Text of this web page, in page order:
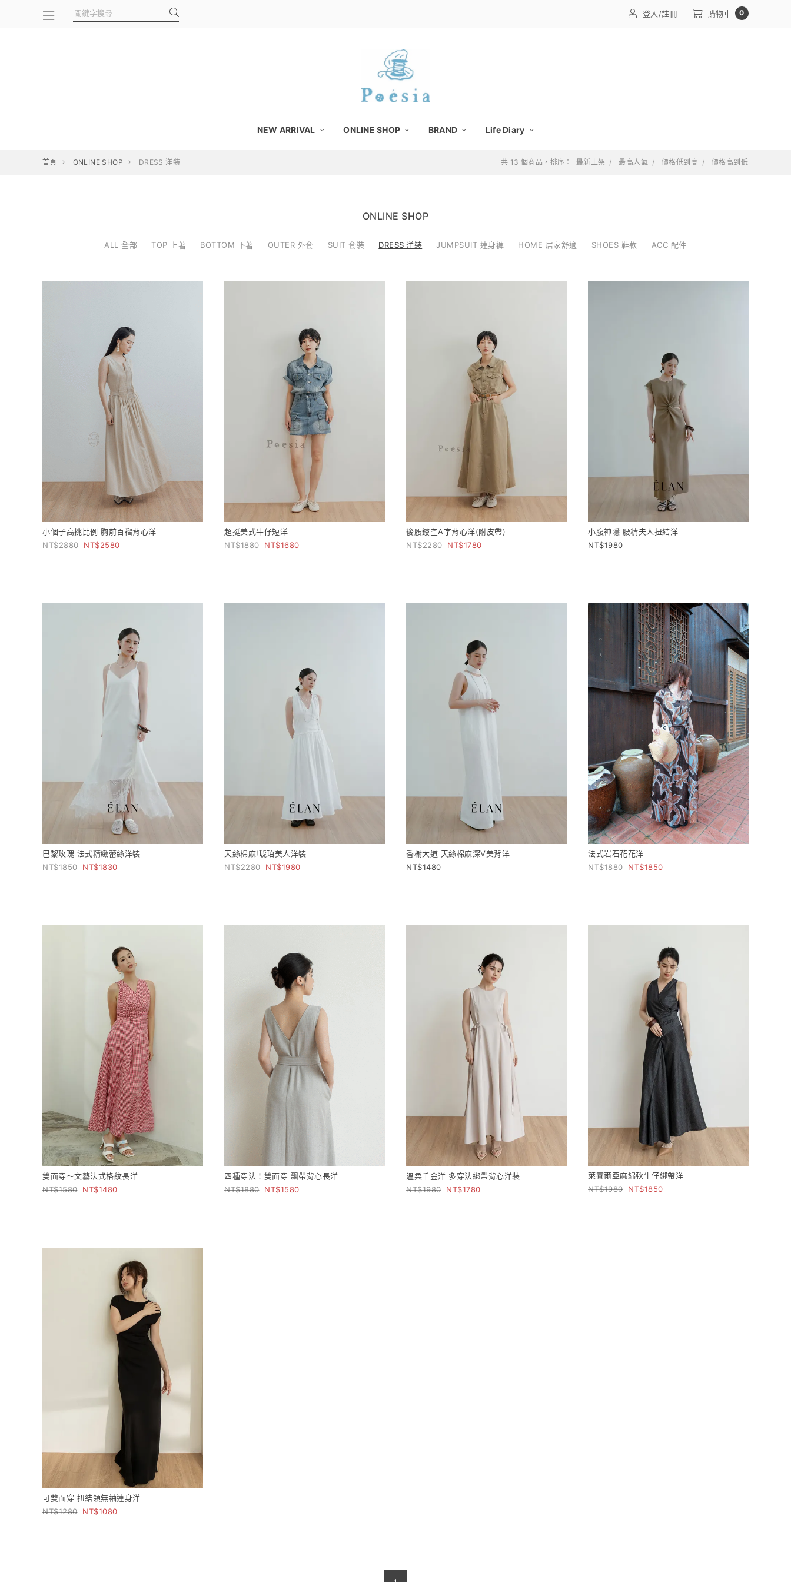
登入/註冊 購物車 0
NEW ARRIVAL ONLINE SHOP BRAND Life Diary
首頁 ONLINE SHOP DRESS 洋裝 共 13 個商品，排序： 最新上架 最高人氣 價格低到高 價格高到低
ONLINE SHOP
ALL 全部 TOP 上著 BOTTOM 下著 OUTER 外套 SUIT 套裝 DRESS 洋裝 JUMPSUIT 連身褲 HOME 居家舒適 SHOES 鞋款 ACC 配件
小個子高挑比例 胸前百褶背心洋
2880
2580
超挺美式牛仔短洋
1880
1680
後腰鏤空A字背心洋(附皮帶)
2280
1780
小腹神隱 腰精夫人扭結洋
1980
巴黎玫瑰 法式精緻蕾絲洋裝
1850
1830
天絲棉麻!琥珀美人洋裝
2280
1980
香榭大道 天絲棉麻深V美背洋
1480
法式岩石花花洋
1880
1850
雙面穿～文藝法式格紋長洋
1580
1480
四種穿法！雙面穿 飄帶背心長洋
1880
1580
溫柔千金洋 多穿法綁帶背心洋裝
1980
1780
萊賽爾亞麻綿軟牛仔綁帶洋
1980
1850
可雙面穿 扭結領無袖連身洋
1280
1080